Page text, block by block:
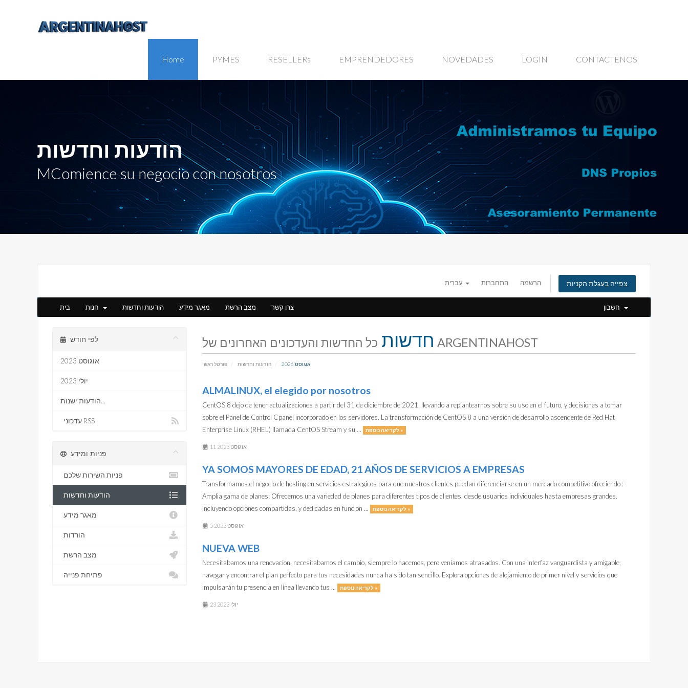
Home PYMES RESELLERs EMPRENDEDORES NOVEDADES LOGIN CONTACTENOS
הודעות וחדשות
MComience su negocio con nosotros
התחברות הרשמה צפייה בעגלת הקניות
בית הודעות וחדשות מאגר מידע מצב הרשת צרו קשר
חדשות כל החדשות והעדכונים האחרונים של ARGENTINAHOST
פורטל ראשי הודעות וחדשות אוגוסט 2026
לפי חודש
אוגוסט 2023
יולי 2023
הודעות ישנות...
עדכוני RSS
ALMALINUX, el elegido por nosotros
CentOS 8 dejo de tener actualizaciones a partir del 31 de diciembre de 2021, llevando a replantearnos sobre su uso en el futuro, y decisiones a tomar
sobre el Panel de Control Cpanel incorporado en los servidores. La transformación de CentOS 8 a una versión de desarrollo ascendente de Red Hat
Enterprise Linux (RHEL) llamada CentOS Stream y su ...
לקריאה נוספת »
11 אוגוסט 2023
YA SOMOS MAYORES DE EDAD, 21 AÑOS DE SERVICIOS A EMPRESAS
Transformamos el negocio de hosting en servicios estrategicos para que nuestros clientes puedan diferenciarse en un mercado competitivo ofreciendo :
Amplia gama de planes: Ofrecemos una variedad de planes para diferentes tipos de clientes, desde usuarios individuales hasta empresas grandes.
Incluyendo opciones compartidas, y dedicadas en funcion ...
לקריאה נוספת »
5 אוגוסט 2023
NUEVA WEB
Necesitabamos una renovacion, necesitabamos el cambio, siempre lo hacemos, pero veniamos atrasados. Con una interfaz vanguardista y amigable,
navegar y encontrar el plan perfecto para tus necesidades nunca ha sido tan sencillo. Explora opciones de alojamiento de primer nivel y servicios que
impulsarán tu presencia en línea llevando tus ...
לקריאה נוספת »
23 יולי 2023
פניות ומידע
פניות השירות שלכם
הודעות וחדשות
מאגר מידע
הורדות
מצב הרשת
פתיחת פנייה